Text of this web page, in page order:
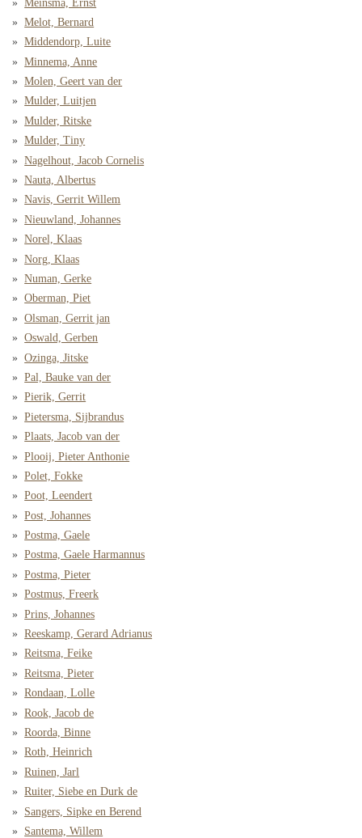
Meinsma, Ernst
Melot, Bernard
Middendorp, Luite
Minnema, Anne
Molen, Geert van der
Mulder, Luitjen
Mulder, Ritske
Mulder, Tiny
Nagelhout, Jacob Cornelis
Nauta, Albertus
Navis, Gerrit Willem
Nieuwland, Johannes
Norel, Klaas
Norg, Klaas
Numan, Gerke
Oberman, Piet
Olsman, Gerrit jan
Oswald, Gerben
Ozinga, Jitske
Pal, Bauke van der
Pierik, Gerrit
Pietersma, Sijbrandus
Plaats, Jacob van der
Plooij, Pieter Anthonie
Polet, Fokke
Poot, Leendert
Post, Johannes
Postma, Gaele
Postma, Gaele Harmannus
Postma, Pieter
Postmus, Freerk
Prins, Johannes
Reeskamp, Gerard Adrianus
Reitsma, Feike
Reitsma, Pieter
Rondaan, Lolle
Rook, Jacob de
Roorda, Binne
Roth, Heinrich
Ruinen, Jarl
Ruiter, Siebe en Durk de
Sangers, Sipke en Berend
Santema, Willem